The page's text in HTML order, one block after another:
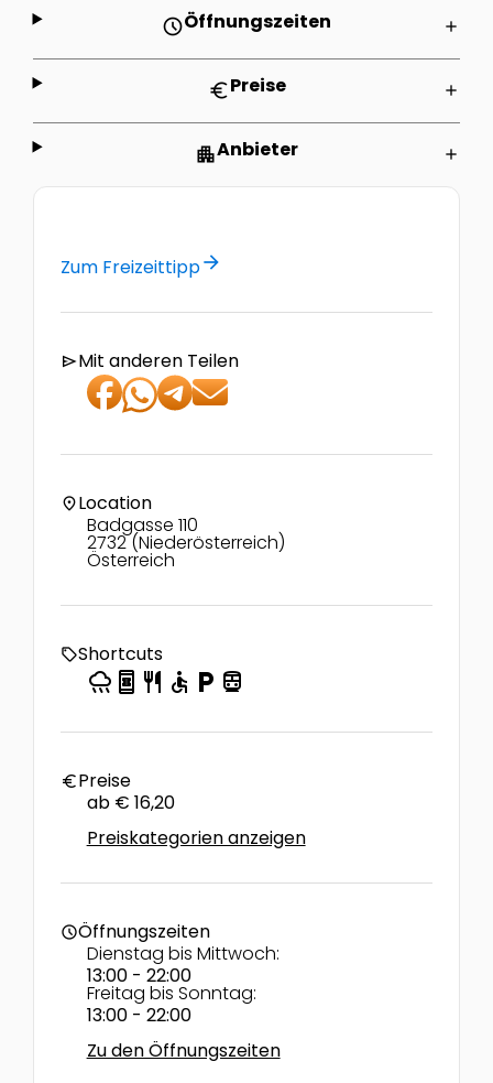
scheduleÖffnungszeiten add
euroPreise add
apartmentAnbieter add
Zum Freizeittipparrow_forward
sendMit anderen Teilen
location_onLocation
Badgasse 110
2732 (Niederösterreich)
Österreich
local_offerShortcuts
rainy book_online restaurant accessible local_parking directions_transit
euroPreise
ab € 16,20
Preiskategorien anzeigen
scheduleÖffnungszeiten
Dienstag bis Mittwoch:
13:00 - 22:00
Freitag bis Sonntag:
13:00 - 22:00
Zu den Öffnungszeiten